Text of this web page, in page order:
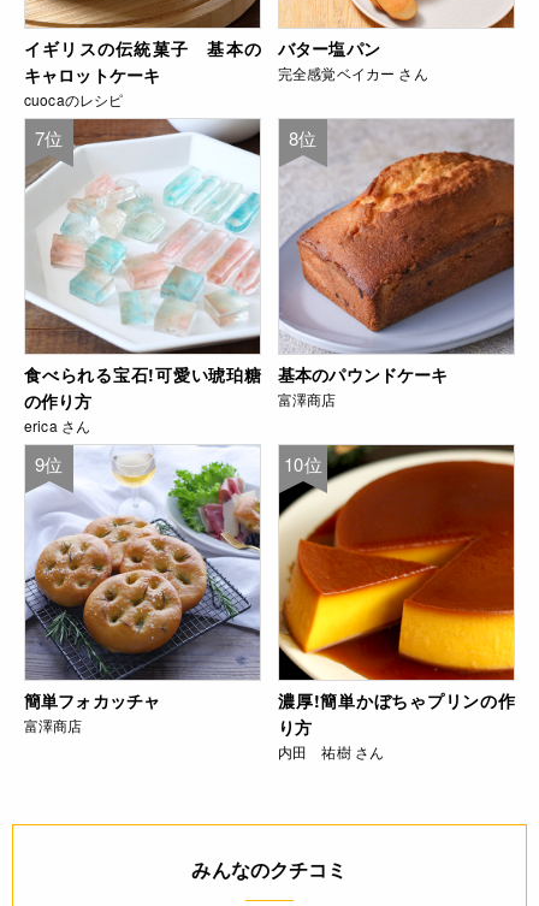
イギリスの伝統菓子 基本の
キャロットケーキ
cuocaのレシピ
バター塩パン
完全感覚ベイカー さん
7位
食べられる宝石!可愛い琥珀糖
の作り方
erica さん
8位
基本のパウンドケーキ
富澤商店
9位
簡単フォカッチャ
富澤商店
10位
濃厚!簡単かぼちゃプリンの作
り方
内田 祐樹 さん
みんなのクチコミ